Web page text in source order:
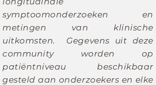
symptoomonderzoeken en
metingen van klinische
uitkomsten. Gegevens uit deze
community worden op
patiëntniveau beschikbaar
gesteld aan onderzoekers en elke